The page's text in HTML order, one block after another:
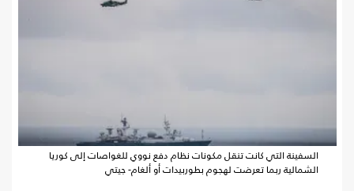
السفينة التي كانت تنقل مكونات نظام دفع نووي للغواصات إلى كوريا
الشمالية ربما تعرضت لهجوم بطوربيدات أو ألغام- جيتي